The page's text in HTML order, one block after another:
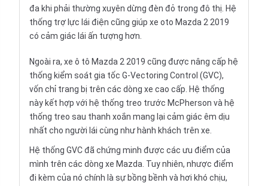
đa khi phải thường xuyên dừng đèn đỏ trong đô thị. Hệ
thống trợ lực lái điện cũng giúp xe oto Mazda 2 2019
có cảm giác lái ấn tượng hơn.
Ngoài ra, xe ô tô Mazda 2 2019 cũng được nâng cấp hệ
thống kiểm soát gia tốc G-Vectoring Control (GVC),
vốn chỉ trang bị trên các dòng xe cao cấp. Hệ thống
này kết hợp với hệ thống treo trước McPherson và hệ
thống treo sau thanh xoắn mang lại cảm giác êm dịu
nhất cho người lái cùng như hành khách trên xe.
Hệ thống GVC đã chứng minh được các ưu điểm của
mình trên các dòng xe Mazda. Tuy nhiên, nhược điểm
đi kèm của nó chính là sự bồng bềnh và hơi khó chịu,